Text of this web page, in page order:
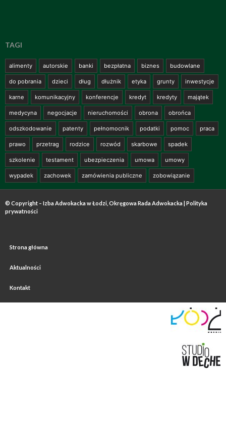
TAGI
alimenty autorskie banki bezpłatna biznes budowlane
do pobrania dzieci dług dłużnik etyka grunty inwestycje
karne komunikacyjny konferencje kredyt kredyty majątek
medycyna negocjacje nieruchomości obrona obrońca
odszkodowanie patenty pełnomocnik podatki pomoc praca
prawo przetrag rodzice rozwód skarbowe spadek
szkolenie testament ubezpieczenia umowa umowy
wypadek zachowek zamówienia publiczne zobowiązanie
© Copyright – Izba Adwokacka w Łodzi, Okręgowa Rada Adwokacka | Polityka
prywatności
Strona główna
Aktualności
Kontakt